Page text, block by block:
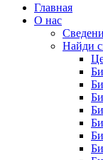
Главная
О нас
Найди